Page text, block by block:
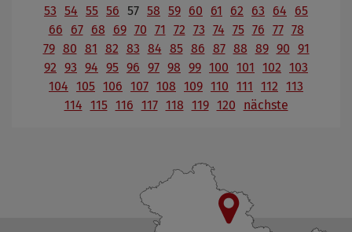
53 54 55 56 57 58 59 60 61 62 63 64
65
66
67 68 69 70 71 72 73 74 75 76 77 78
79 80 81 82 83 84 85 86 87 88 89 90 91
92 93 94 95 96 97 98 99 100 101 102 103
104 105 106 107 108 109 110 111 112 113
114 115 116 117 118 119 120 nächste